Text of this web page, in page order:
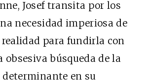
Josef transita por los
necesidad imperiosa de
para fundirla con
obsesiva búsqueda de la
en su